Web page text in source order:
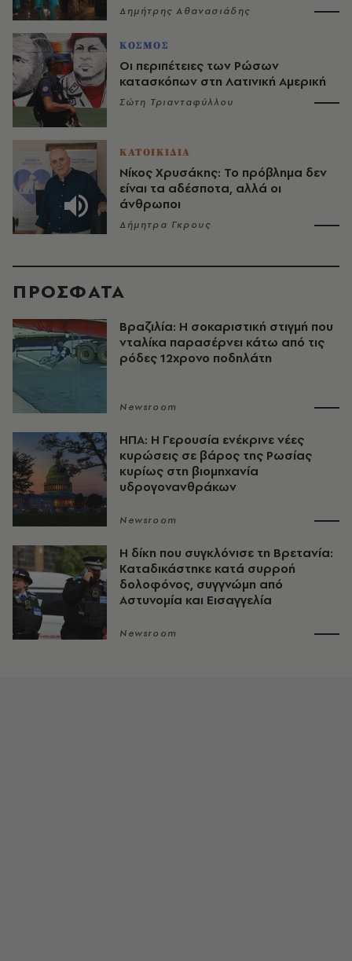
Δημήτρης Αθανασιάδης
ΚΟΣΜΟΣ
Οι περιπέτειες των Ρώσων
κατασκόπων στη Λατινική Αμερική
Σώτη Τριανταφύλλου
ΚΑΤΟΙΚΙΔΙΑ
Νίκος Χρυσάκης: Το πρόβλημα δεν
είναι τα αδέσποτα, αλλά οι
άνθρωποι
Δήμητρα Γκρους
ΠΡΟΣΦΑΤΑ
Βραζιλία: Η σοκαριστική στιγμή που
νταλίκα παρασέρνει κάτω από τις
ρόδες 12χρονο ποδηλάτη
Newsroom
ΗΠΑ: Η Γερουσία ενέκρινε νέες
κυρώσεις σε βάρος της Ρωσίας
κυρίως στη βιομηχανία
υδρογονανθράκων
Newsroom
H δίκη που συγκλόνισε τη Βρετανία:
Καταδικάστηκε κατά συρροή
δολοφόνος, συγγνώμη από
Αστυνομία και Εισαγγελία
Newsroom